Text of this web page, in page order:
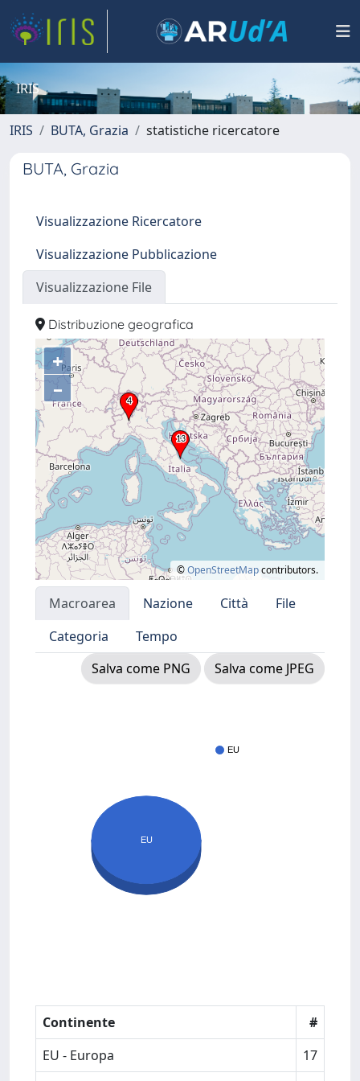
IRIS
IRIS BUTA, Grazia statistiche ricercatore
BUTA, Grazia
Visualizzazione Ricercatore
Visualizzazione Pubblicazione
Visualizzazione File
Distribuzione geografica
+
–
©OpenStreetMapcontributors.
Macroarea Nazione Città
File
Categoria
Tempo
Salva come PNG
Salva come JPEG
EU
EU
Continente
#
EU - Europa
17